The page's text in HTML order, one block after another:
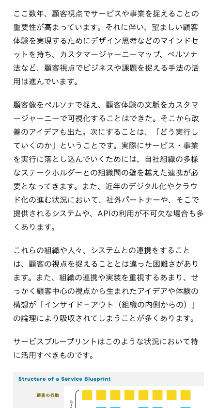
ここ数年、顧客視点でサービスや事業を捉えることの
重要性が高まっています。それに伴い、望ましい顧客
体験を実現するためにデザイン思考などのマインドセ
ットを持ち、カスタマージャーニーマップ、ペルソナ
法など、顧客視点でビジネスや課題を捉える手法の活
用は進んでいます。
顧客像をペルソナで捉え、顧客体験の文脈をカスタマ
ージャーニーで可視化することはできた。そこから改
善のアイデアも出た。次にすることは、「どう実行し
ていくのか」ということです。実際にサービス・事業
を実行に落とし込んでいくためには、自社組織の多様
なステークホルダーとの組織間の壁を越えた連携が必
要となってきます。また、近年のデジタル化やクラウ
ド化の進む状況において、社外パートナーや、そこで
提供されるシステムや、APIの利用が不可欠な場合も多
くあります。
これらの組織や人々、システムとの連携をすること
は、顧客の視点を捉えることとは違った困難さがあり
ます。また、組織の連携や実装を重視するあまり、せ
っかく顧客中心の視点から生まれたアイデアや体験の
構想が「インサイド－アウト（組織の内側からの）」
の論理により吸収されてしまうことが多くあります。
サービスブループリントはこのような状況において特
に活用すべきものです。